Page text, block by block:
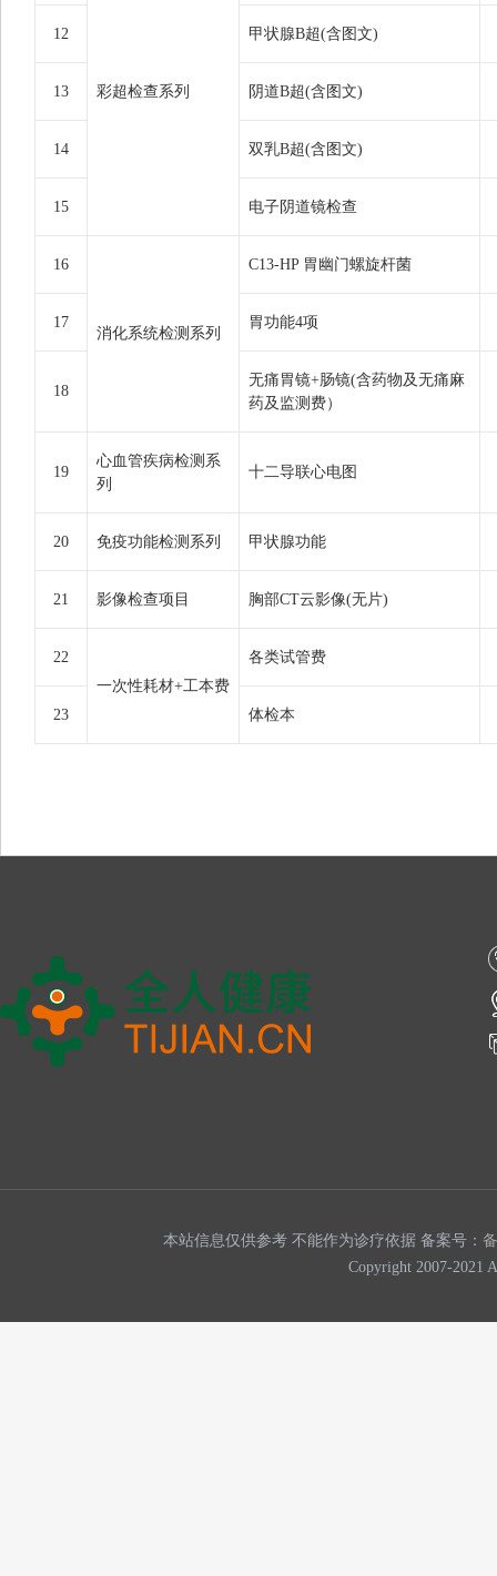
彩超检查系列
12 甲状腺B超(含图文)
13 阴道B超(含图文)
14 双乳B超(含图文)
15 电子阴道镜检查
16
消化系统检测系列
C13-HP 胃幽门螺旋杆菌
17 胃功能4项
18
无痛胃镜+肠镜(含药物及无痛麻
药及监测费）
19
心血管疾病检测系
列
十二导联心电图
20 免疫功能检测系列 甲状腺功能
21 影像检查项目 胸部CT云影像(无片)
22
一次性耗材+工本费
各类试管费
23 体检本
本站信息仅供参考 不能作为诊疗依据 备案号：
Copyright 2007-2021